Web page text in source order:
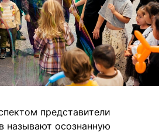
представители
называют осознанную